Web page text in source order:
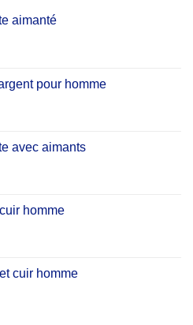
aimanté
pour homme
avec aimants
homme
cuir homme